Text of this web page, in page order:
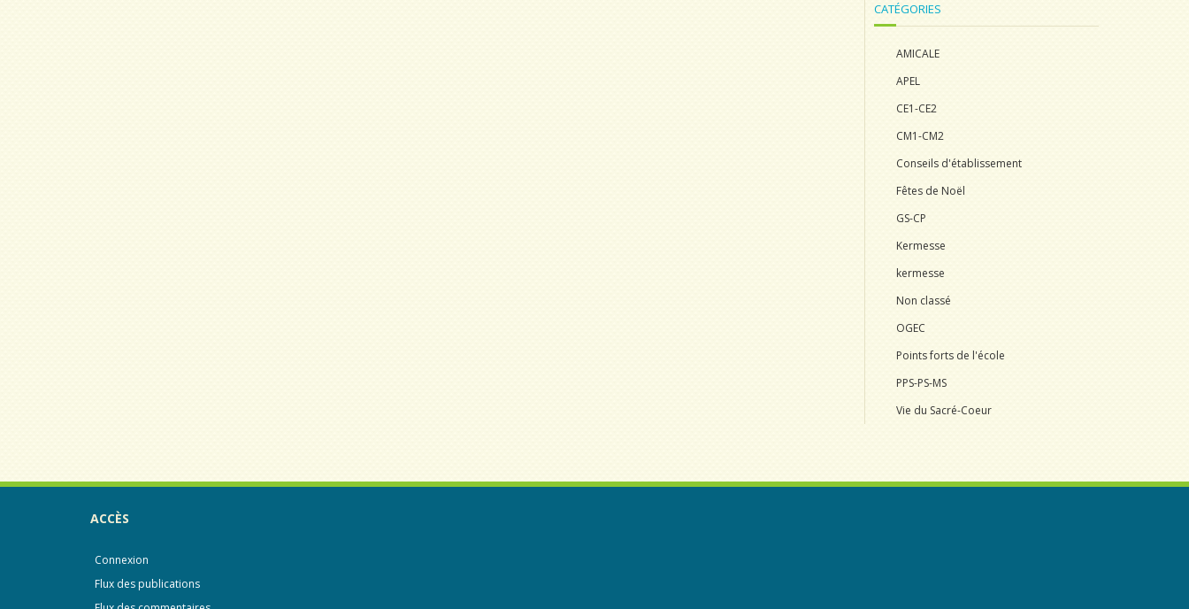
CATÉGORIES
AMICALE
APEL
CE1-CE2
CM1-CM2
Conseils d'établissement
Fêtes de Noël
GS-CP
Kermesse
kermesse
Non classé
OGEC
Points forts de l'école
PPS-PS-MS
Vie du Sacré-Coeur
ACCÈS
Connexion
Flux des publications